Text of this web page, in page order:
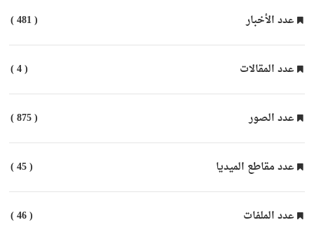
عدد الأخبار ( 481 )
عدد المقالات ( 4 )
عدد الصور ( 875 )
عدد مقاطع الميديا ( 45 )
عدد الملفات ( 46 )